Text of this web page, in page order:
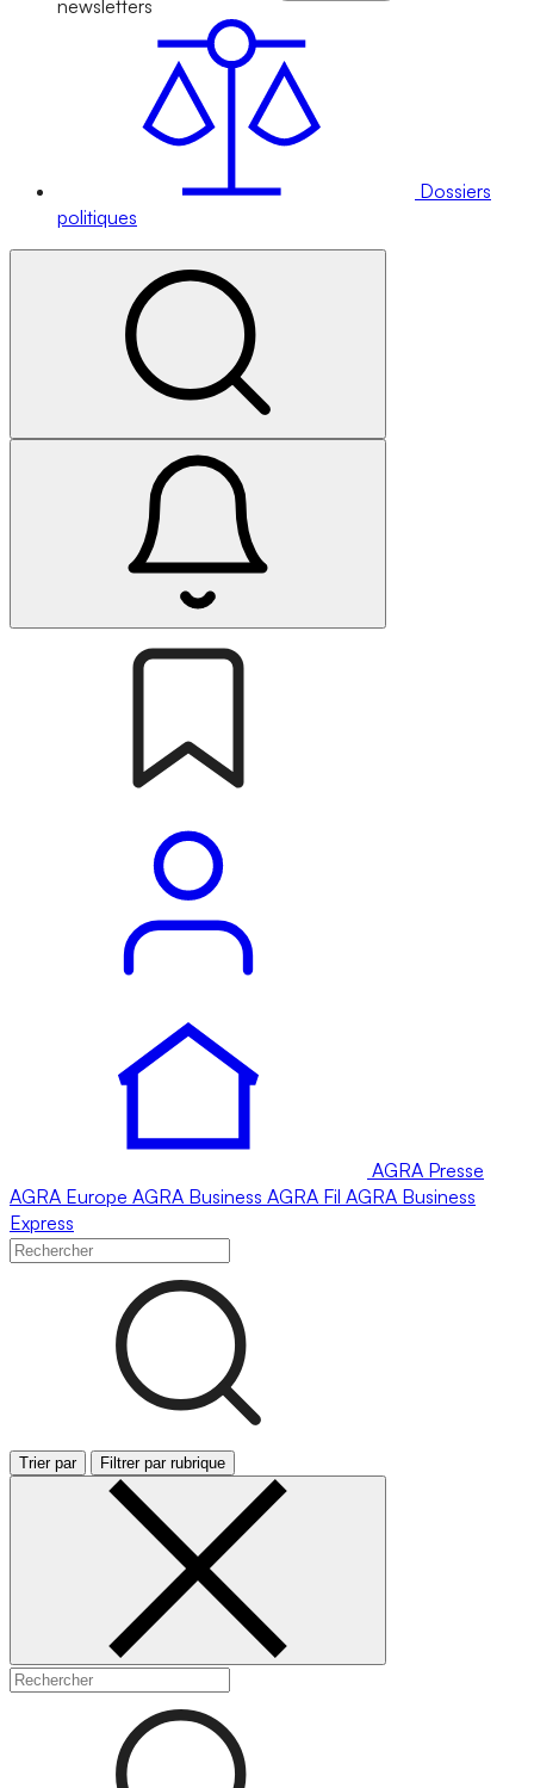
newsletters
Dossiers
politiques
AGRA Presse
AGRA Europe AGRA Business AGRA Fil AGRA Business
Express
Trier par Filtrer par rubrique